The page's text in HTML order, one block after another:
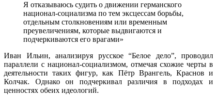
Я отказываюсь судить о движении германского
национал-социализма по тем эксцессам борьбы,
отдельным столкновениям или временным
преувеличениям, которые выдвигаются и
подчеркиваются его врагами»
Иван Ильин, анализируя русское “Белое дело”, проводил
параллели с национал-социализмом, отмечая схожие черты в
деятельности таких фигур, как Пётр Врангель, Краснов и
Колчак. Однако он подчеркивал различия в подходах и
ценностях обеих идеологий.